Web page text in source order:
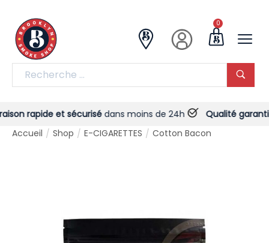
0
rapide et sécurisédans moins de 24h Qualité garantie-
Accueil / Shop / E-CIGARETTES / Cotton Bacon